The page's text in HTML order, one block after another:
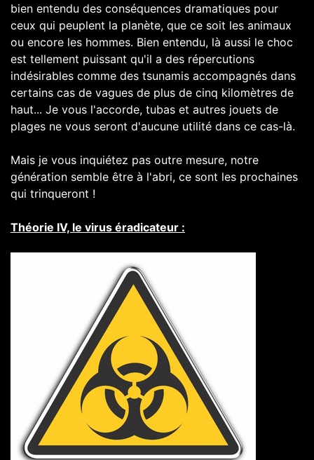
bien entendu des conséquences dramatiques pour
ceux qui peuplent la planète, que ce soit les animaux
ou encore les hommes. Bien entendu, là aussi le choc
est tellement puissant qu'il a des répercutions
indésirables comme des tsunamis accompagnés dans
certains cas de vagues de plus de cinq kilomètres de
haut... Je vous l'accorde, tubas et autres jouets de
plages ne vous seront d'aucune utilité dans ce cas-là.
Mais je vous inquiétez pas outre mesure, notre
génération semble être à l'abri, ce sont les prochaines
qui trinqueront !
Théorie IV, le virus éradicateur :